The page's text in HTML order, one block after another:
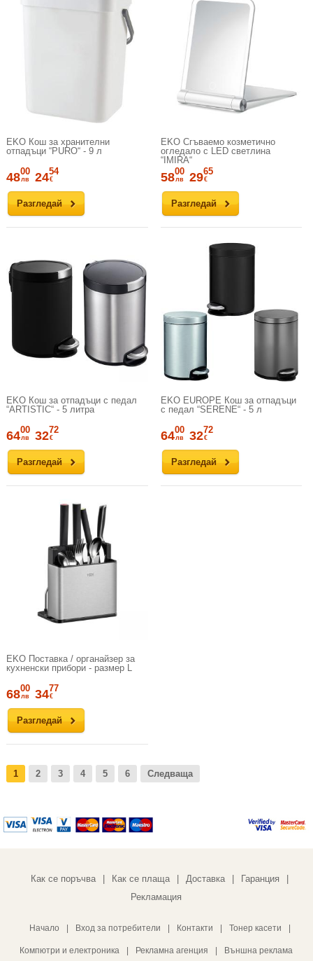
EKO Кош за хранителни
отпадъци “PURO“ - 9 л
Разгледай
4800
лв 2454
€
EKO Сгъваемо козметично
огледало с LED светлина
“IMIRA“
Разгледай
5800
лв 2965
€
EKO Кош за отпадъци с педал
“ARTISTIC“ - 5 литра
Разгледай
6400
лв 3272
€
EKO EUROPE Кош за отпадъци
с педал “SERENE“ - 5 л
Разгледай
6400
лв 3272
€
EKO Поставка / органайзер за
кухненски прибори - размер L
Разгледай
6800
лв 3477
€
1 2 3 4 5 6 Следваща
Как се поръчва Как се плаща Доставка Гаранция
Рекламация
Начало | Вход за потребители | Контакти | Тонер касети |
Компютри и електроника | Рекламна агенция | Външна реклама